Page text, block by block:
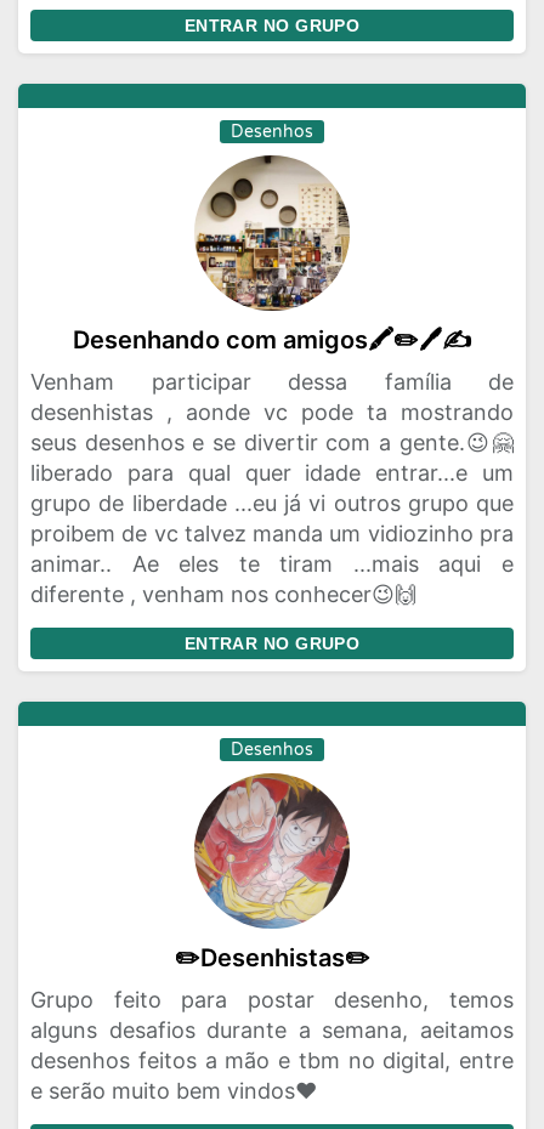
ENTRAR NO GRUPO
Desenhos
Desenhando com amigos🖍️✏️🖊️✍
Venham participar dessa família de
desenhistas , aonde vc pode ta mostrando
seus desenhos e se divertir com a gente.😉🤗
liberado para qual quer idade entrar...e um
grupo de liberdade ...eu já vi outros grupo que
proibem de vc talvez manda um vidiozinho pra
animar.. Ae eles te tiram ...mais aqui e
diferente , venham nos conhecer😉🙌
ENTRAR NO GRUPO
Desenhos
✏️Desenhistas✏️
Grupo feito para postar desenho, temos
alguns desafios durante a semana, aeitamos
desenhos feitos a mão e tbm no digital, entre
e serão muito bem vindos♥